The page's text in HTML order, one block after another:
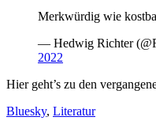
Merkwürdig wie
— Hedwig Richter
2022
Hier geht’s zu den
Bluesky, Literatur